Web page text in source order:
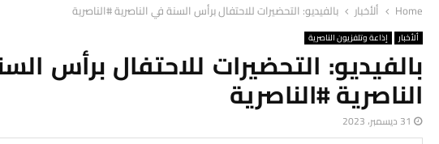
Home ألأخبار بالفيديو: التحضيرات للاحتفال برأس السنة في الناصرية #الناصرية
ألأخبار إذاعة وتلفزيون الناصرية
بالفيديو: التحضيرات للاحتفال برأس
الناصرية #الناصرية
31 ديسمبر، 2023